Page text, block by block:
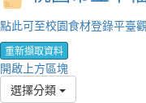
點此可至校園食材登錄平臺
重新擷取資料
開啟上方區塊
選擇分類